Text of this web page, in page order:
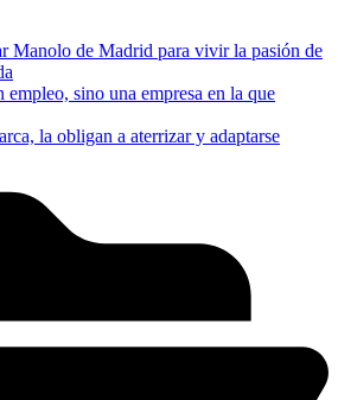
Manolo de Madrid para vivir la pasión de
sino una empresa en la que
la obligan a aterrizar y adaptarse